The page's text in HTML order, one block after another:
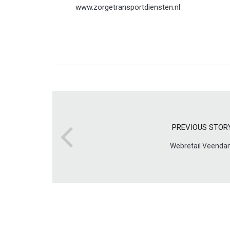
www.zorgetransportdiensten.nl
PREVIOUS
Webretail